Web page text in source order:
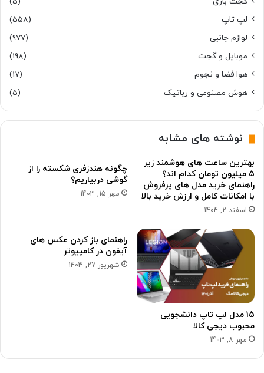
لپ تاپ
(558)
لوازم جانبی
(977)
موبایل و گجت
(198)
هوا فضا و نجوم
(17)
هوش مصنوعی و رباتیک
(5)
نوشته های مشابه
بهترین ساعت های هوشمند زیر
۵ میلیون تومان کدام اند؟
راهنمای خرید مدل های پرفروش
با امکانات کامل و ارزش خرید بالا
اسفند 2, 1404
چگونه هندزفری شکسته را از
گوشی دربیاریم؟
مهر 15, 1403
15 مدل لپ تاپ دانشجویی
محبوب دیجی کالا
مهر 8, 1403
راهنمای باز کردن عکس های
آیفون در کامپیوتر
شهریور 27, 1403